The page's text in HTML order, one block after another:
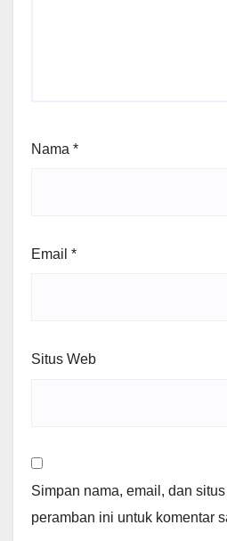
Nama *
Email *
Situs Web
Simpan nama, email, dan
peramban ini untuk komentar